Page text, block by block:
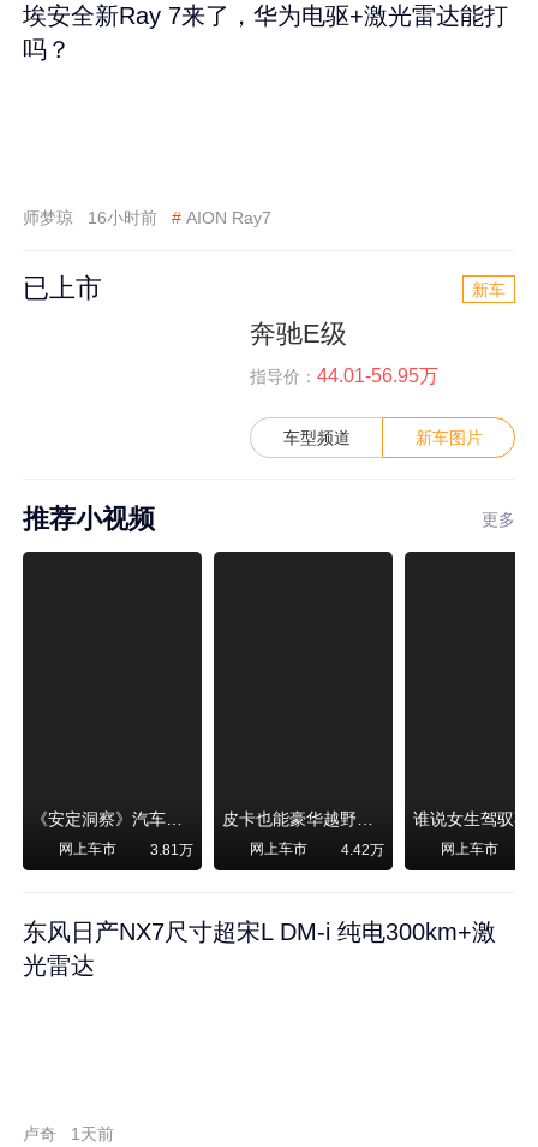
埃安全新Ray 7来了，华为电驱+激光雷达能打
吗？
师梦琼 16小时前 # AION Ray7
已上市 新车
奔驰E级
指导价： 44.01-56.95万
车型频道 新车图片
推荐小视频 更多
《安定洞察》汽车烧不烧油，和石油安全无关！
网上车市 3.81万
皮卡也能豪华越野！纵横F700上市，限时卖29.99万起
网上车市 4.42万 网上车市
东风日产NX7尺寸超宋L DM-i 纯电300km+激
光雷达
卢奇 1天前